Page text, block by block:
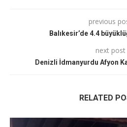
previous
Balıkesir’de 4.4
next post
Denizli İdmanyurdu Afyon
RELATED